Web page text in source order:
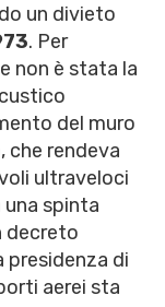
un divieto
. Per
non è stata la
del muro
che rendeva
ultraveloci
spinta
decreto
presidenza di
aerei sta